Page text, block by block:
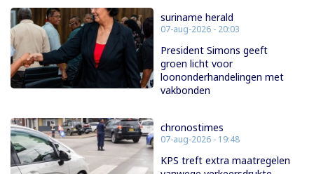
suriname herald
07-aug-2026 - 20:03
President Simons geeft
groen licht voor
loononderhandelingen met
vakbonden
chronostimes
07-aug-2026 - 19:48
KPS treft extra maatregelen